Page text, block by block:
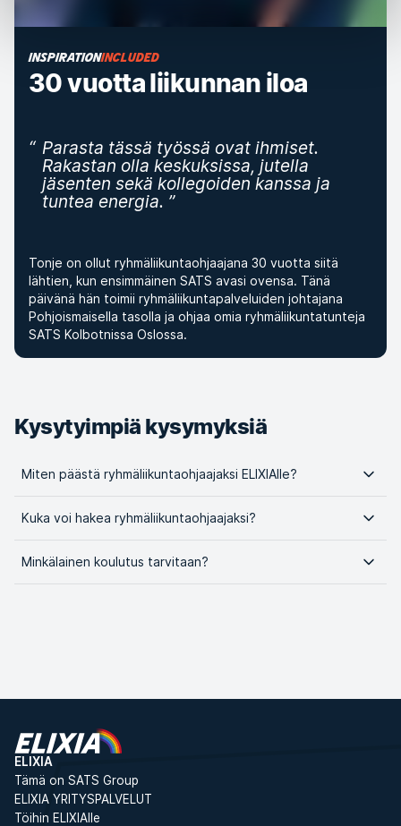
INSPIRATIONINCLUDED
30 vuotta liikunnan iloa
“ Parasta tässä työssä ovat ihmiset.
Rakastan olla keskuksissa, jutella
jäsenten sekä kollegoiden kanssa ja
tuntea energia. ”
Tonje on ollut ryhmäliikuntaohjaajana 30 vuotta siitä
lähtien, kun ensimmäinen SATS avasi ovensa. Tänä
päivänä hän toimii ryhmäliikuntapalveluiden johtajana
Pohjoismaisella tasolla ja ohjaa omia ryhmäliikuntatunteja
SATS Kolbotnissa Oslossa.
Kysytyimpiä kysymyksiä
Miten päästä ryhmäliikuntaohjaajaksi ELIXIAlle?
Kuka voi hakea ryhmäliikuntaohjaajaksi?
Minkälainen koulutus tarvitaan?
ELIXIA
Tämä on SATS Group
ELIXIA YRITYSPALVELUT
Töihin ELIXIAlle